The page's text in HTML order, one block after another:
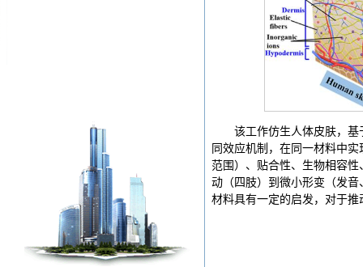
该工作仿生人体皮肤，
同效应机制，在同一材料中
范围）、贴合性、生物相容
动（四肢）到微小形变（发
材料具有一定的启发，对于